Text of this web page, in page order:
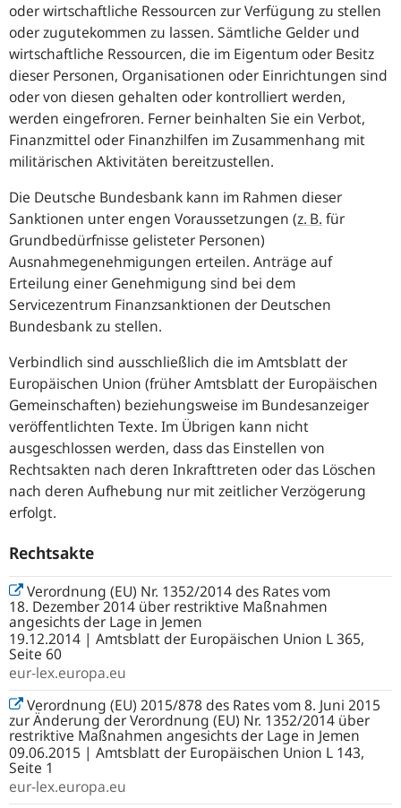
oder wirtschaftliche Ressourcen zur Verfügung zu stellen
oder zugutekommen zu lassen. Sämtliche Gelder und
wirtschaftliche Ressourcen, die im Eigentum oder Besitz
dieser Personen, Organisationen oder Einrichtungen sind
oder von diesen gehalten oder kontrolliert werden,
werden eingefroren. Ferner beinhalten Sie ein Verbot,
Finanzmittel oder Finanzhilfen im Zusammenhang mit
militärischen Aktivitäten bereitzustellen.
Die Deutsche Bundesbank kann im Rahmen dieser
Sanktionen unter engen Voraussetzungen (z. B. für
Grundbedürfnisse gelisteter Personen)
Ausnahmegenehmigungen erteilen. Anträge auf
Erteilung einer Genehmigung sind bei dem
Servicezentrum Finanzsanktionen der Deutschen
Bundesbank zu stellen.
Verbindlich sind ausschließlich die im Amtsblatt der
Europäischen Union (früher Amtsblatt der Europäischen
Gemeinschaften) beziehungsweise im Bundesanzeiger
veröffentlichten Texte. Im Übrigen kann nicht
ausgeschlossen werden, dass das Einstellen von
Rechtsakten nach deren Inkrafttreten oder das Löschen
nach deren Aufhebung nur mit zeitlicher Verzögerung
erfolgt.
Rechtsakte
Verordnung (EU) Nr. 1352/2014 des Rates vom
18. Dezember 2014 über restriktive Maßnahmen
angesichts der Lage in Jemen
19.12.2014 | Amtsblatt der Europäischen Union L 365,
Seite 60
eur-lex.europa.eu
Verordnung (EU) 2015/878 des Rates vom 8. Juni 2015
zur Änderung der Verordnung (EU) Nr. 1352/2014 über
restriktive Maßnahmen angesichts der Lage in Jemen
09.06.2015 | Amtsblatt der Europäischen Union L 143,
Seite 1
eur-lex.europa.eu